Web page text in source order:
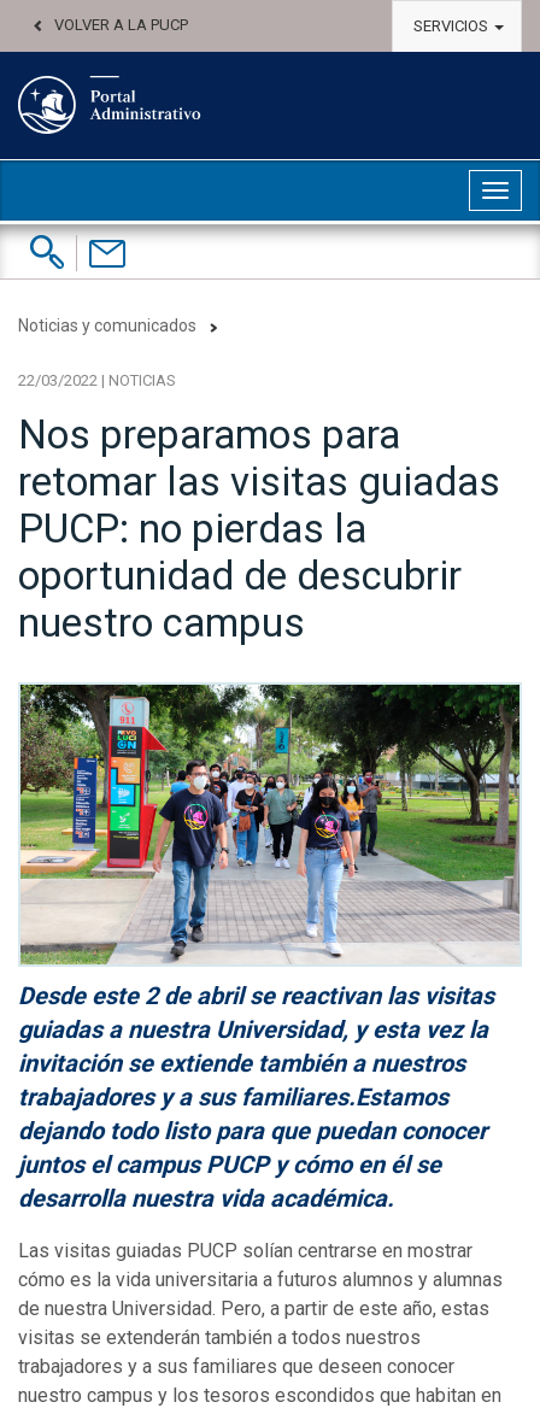
VOLVER A LA PUCP SERVICIOS
Buscar:
Contáctenos
Noticias y comunicados
22/03/2022 | NOTICIAS
Nos preparamos para
retomar las visitas guiadas
PUCP: no pierdas la
oportunidad de descubrir
nuestro campus
Desde este 2 de abril se reactivan las visitas
guiadas a nuestra Universidad, y esta vez la
invitación se extiende también a nuestros
trabajadores y a sus familiares.Estamos
dejando todo listo para que puedan conocer
juntos el campus PUCP y cómo en él se
desarrolla nuestra vida académica.
Las visitas guiadas PUCP solían centrarse en mostrar
cómo es la vida universitaria a futuros alumnos y alumnas
de nuestra Universidad. Pero, a partir de este año, estas
visitas se extenderán también a todos nuestros
trabajadores y a sus familiares que deseen conocer
nuestro campus y los tesoros escondidos que habitan en